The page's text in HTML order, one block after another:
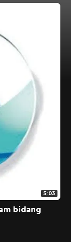
5:03
bidang